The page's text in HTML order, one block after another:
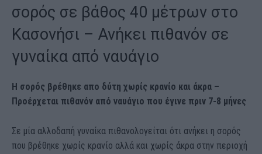
σορός σε βάθος 40 μέτρων στο
Κασονήσι – Ανήκει πιθανόν σε
γυναίκα από ναυάγιο
Η σορός βρέθηκε απο δύτη χωρίς κρανίο και άκρα –
Προέρχεται πιθανόν από ναυάγιο που έγινε πριν 7-8 μήνες
Σε μία αλλοδαπή γυναίκα πιθανολογείται ότι ανήκει η σορός
που βρέθηκε χωρίς κρανίο αλλά και χωρίς άκρα στην περιοχή